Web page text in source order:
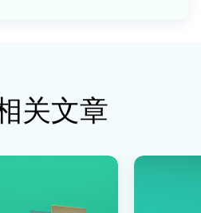
关文章